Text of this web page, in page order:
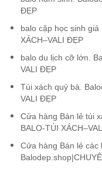
ĐẸP
balo cặp học sinh giá
XÁCH–VALI ĐẸP
balo du lịch cỡ lớn.
VALI ĐẸP
Túi xách quý bà.
VALI ĐẸP
Cửa hàng Bán lẻ túi
BALO-TÚI
Cửa hàng Bán lẻ các